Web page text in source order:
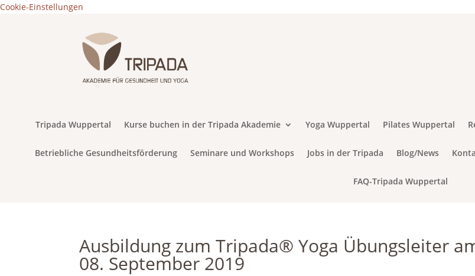
Cookie-Einstellungen
Tripada Wuppertal Kurse buchen in der Tripada Akademie Yoga Wuppertal Pilates Wuppertal
Betriebliche Gesundheitsförderung Seminare und Workshops Jobs in der Tripada Blog/News
FAQ-Tripada Wuppertal
Ausbildung zum Tripada® Yoga Übungsleiter
08. September 2019